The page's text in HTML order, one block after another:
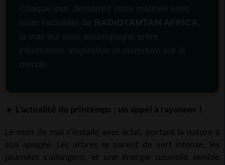
Chaque jour, démarrez votre matinée avec
toute l’actualité de RADIOTAMTAM AFRICA,
la voix qui vous accompagne entre
information, inspiration et ouverture sur le
monde.
☀ L’actualité du printemps : un appel à rayonner !
Le mois de mai s’installe avec éclat, portant la nature à
son apogée. Les arbres se parent de vert intense, les
journées s’allongent, et une énergie nouvelle semble